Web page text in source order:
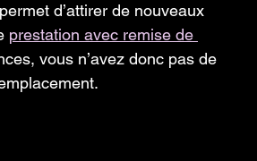
d’attirer de nouveaux
prestation avec remise de
vous n’avez donc pas de